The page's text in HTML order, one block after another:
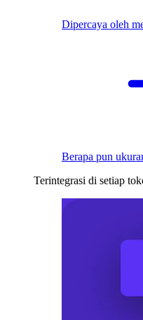
Dipercaya oleh
Berapa pun
Terintegrasi di setiap